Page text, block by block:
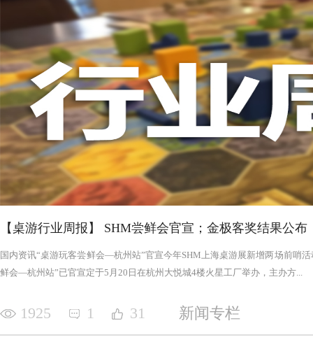
否进入罪恶的回合，鉴于次数有限以及是在英雄之后，这对
雄在场上存活的时间推移，英雄会变得更强，为了不断重创
日记录表，末日记录表上的数字越大，罪恶将会变得愈加难
竭尽全力后，仍要凭着压倒性的力量夷平土地。 与罪恶相对应的，是英雄阵营。每一次游戏，会在众
多英雄中（基础是七个，扩展中还有二十个左右）选择七个
的能力，也各有侧重，这一点的设计使游戏可玩度更高。然
的危机，英雄的每次行动都需要深思熟虑，与队友的配合显
英雄更是需要不断搜寻装备武装自己，然而每一轮的装备数
英雄为了目标浴血奋战，然而行动有限，资源有限，英雄们
战、面对压力的人来说，英雄的阵营将让你沉浸于此。，而
我体验的六局里，只扮演了一次罪恶，大多数作为英雄时，
游戏，不仅仅是挑战，而是它本身加入的运气因素和策略程
实现的艰巨挑战。大家有机会确实值得尝试！
【桌游行业周报】 SHM尝鲜会官宣；金极客奖结果公布
国内资讯“桌游玩客尝鲜会—杭州站”官宣今年SHM上海桌游展新增两场前哨
鲜会—杭州站”已官宣定于5月20日在杭州大悦城4楼火星工厂举办，主办方...
1925 1 31 新闻专栏